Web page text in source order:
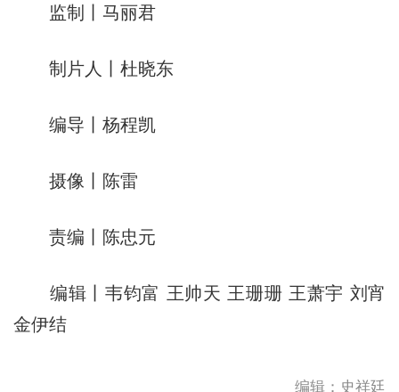
监制丨马丽君
制片人丨杜晓东
编导丨杨程凯
摄像丨陈雷
责编丨陈忠元
编辑丨韦钧富 王帅天 王珊珊 王萧宇 刘宵
金伊结
编辑：史祥廷